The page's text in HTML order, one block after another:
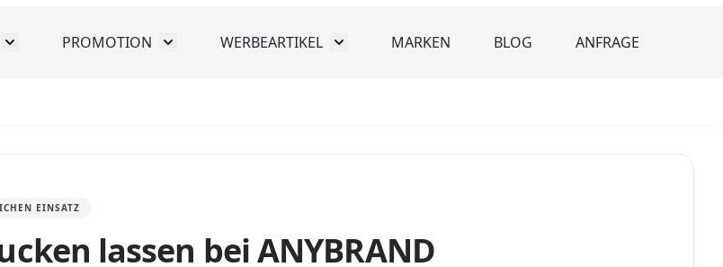
Toggle submenu for Drinkware
PROMOTION Toggle submenu for Promotion
WERBEARTIKEL Toggle submenu for Werbeartikel
MARKEN BLOG ANFRAGE
EINSATZ
lassen bei ANYBRAND